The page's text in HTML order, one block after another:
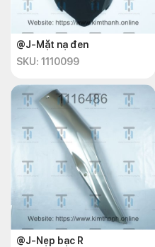
@J-Mặt nạ đen
SKU: 1110099
@J-Nẹp bạc R